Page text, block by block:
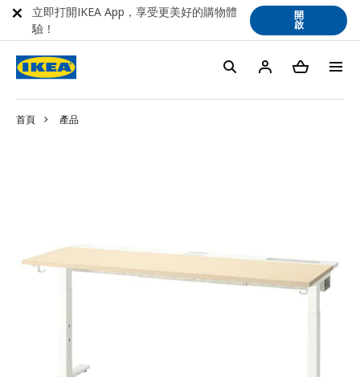
首頁 產品
立即打開IKEA App，享受更美好的購物體
驗！
開
啟